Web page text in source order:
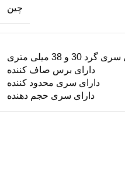
چین
30 و 38 میلی متری
دارای برس صاف کننده
دارای سری محدود کننده
دارای سری حجم دهنده